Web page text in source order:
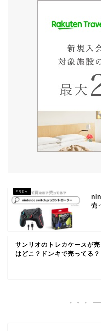
売
サンリオのトレカケースが
はどこ？ドンキで売ってる？